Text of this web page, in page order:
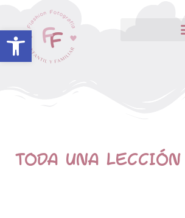
Abrir barra de
TODA UNA